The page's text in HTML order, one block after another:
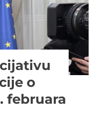
o
februara